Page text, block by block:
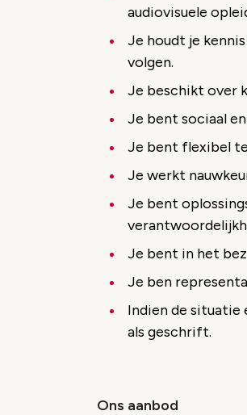
audiovisuele
Je houdt je
volgen.
Je beschikt over
Je bent sociaal
Je bent flexibel
Je werkt
Je bent
Je bent in het
Je ben
Indien de situatie
als geschrift.
Ons aanbod